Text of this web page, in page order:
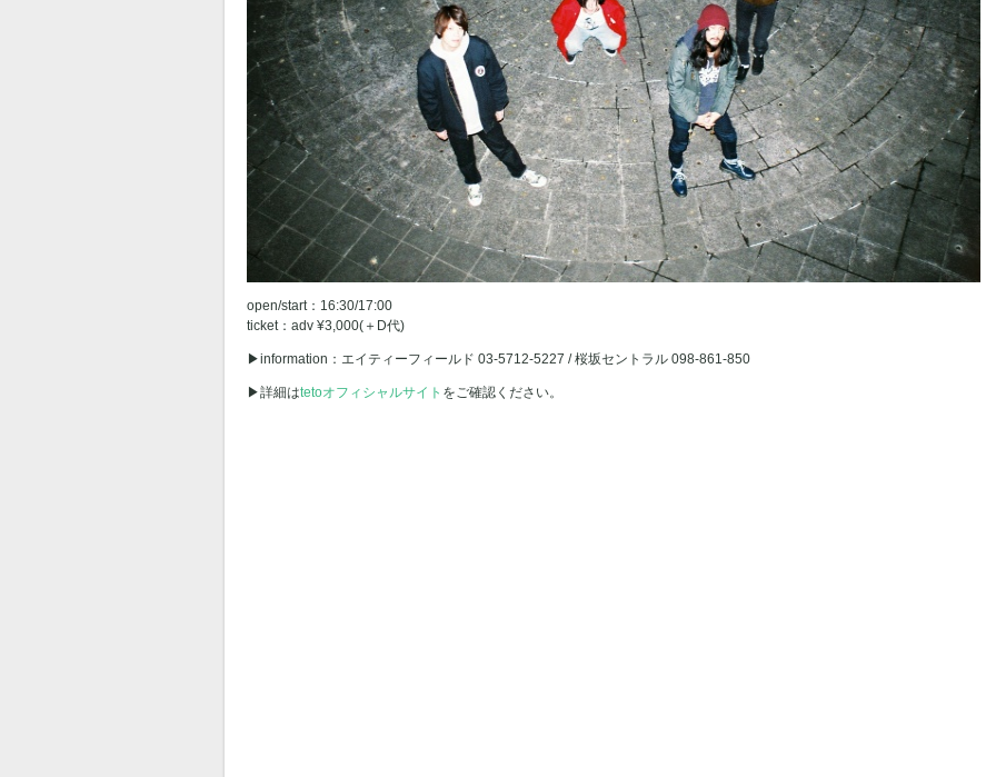
open/start：16:30/17:00
ticket：adv ¥3,000(＋D代)
▶︎information：エイティーフィールド 03-5712-5227 / 桜坂セントラル 098-861-850
▶︎詳細はtetoオフィシャルサイト をご確認ください。